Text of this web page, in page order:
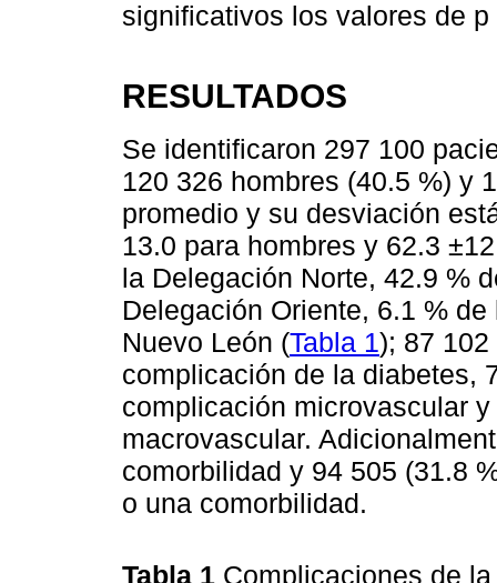
significativos los valores de p
RESULTADOS
Se identificaron 297 100
120 326 hombres (40.5 %) y
promedio y su desviación
13.0 para hombres y 62.3
la Delegación Norte, 42.9 %
Delegación Oriente, 6.1 %
Nuevo León (Tabla 1); 87
complicación de la diabetes,
complicación microvascular
macrovascular.
comorbilidad y 94 505 (31.8
o una comorbilidad.
Tabla 1 Complicaciones de